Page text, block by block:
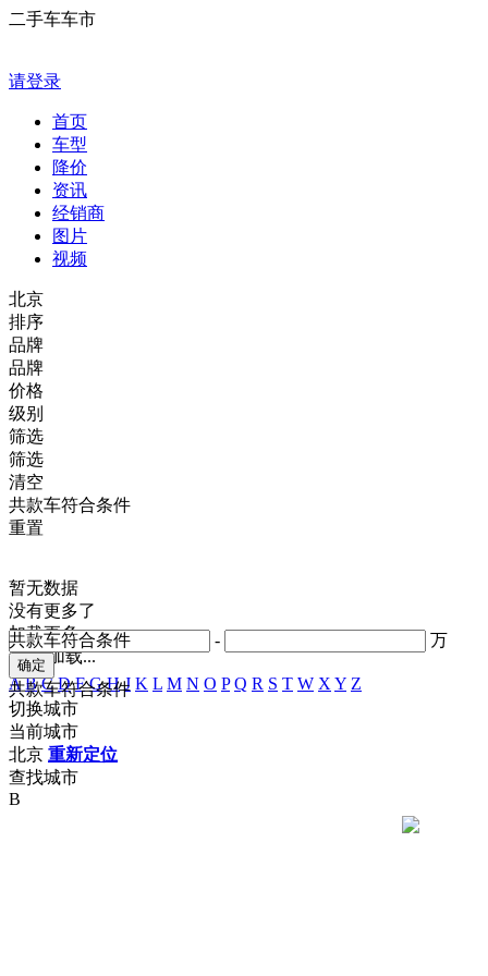
二手车车市
请登录
首页
车型
降价
资讯
经销商
图片
视频
北京
排序
品牌
品牌
价格
- 万
共款车符合条件
级别
共款车符合条件
筛选
筛选
清空
共款车符合条件
重置
暂无数据
没有更多了
加载更多
正在加载...
A B C D F G H J K L M N O P Q R S T W X Y Z
切换城市
当前城市
北京 重新定位
查找城市
B